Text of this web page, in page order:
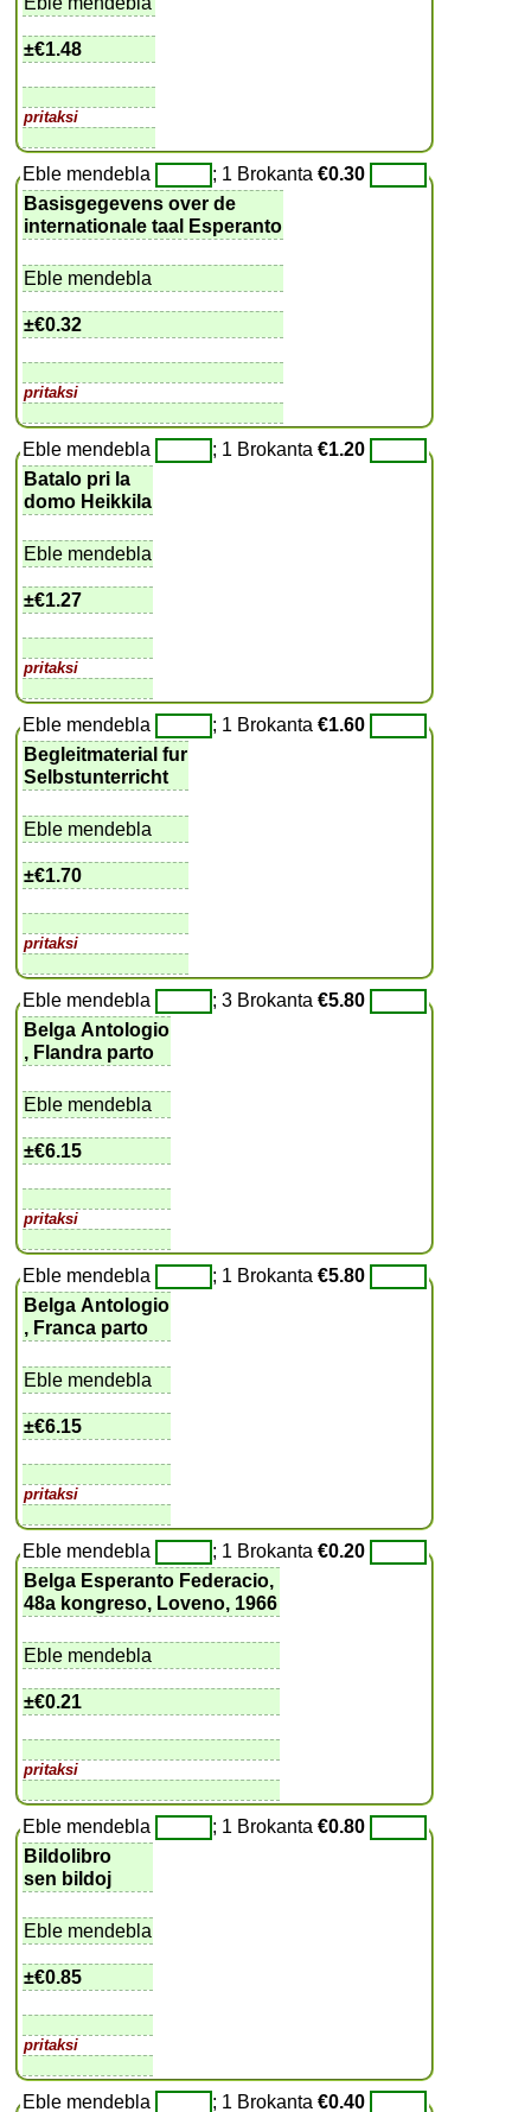
±€1.48
pritaksi
Eble mendebla ; 1 Brokanta€0.30
Basisgegevens over de
internationale taal Esperanto
Eble mendebla
±€0.32
pritaksi
Eble mendebla ; 1 Brokanta€1.20
Batalo pri la
domo Heikkila
Eble mendebla
±€1.27
pritaksi
Eble mendebla ; 1 Brokanta€1.60
Begleitmaterial fur
Selbstunterricht
Eble mendebla
±€1.70
pritaksi
Eble mendebla ; 3 Brokanta€5.80
Belga Antologio
, Flandra parto
Eble mendebla
±€6.15
pritaksi
Eble mendebla ; 1 Brokanta€5.80
Belga Antologio
, Franca parto
Eble mendebla
±€6.15
pritaksi
Eble mendebla ; 1 Brokanta€0.20
Belga Esperanto Federacio,
48a kongreso, Loveno, 1966
Eble mendebla
±€0.21
pritaksi
Eble mendebla ; 1 Brokanta€0.80
Bildolibro
sen bildoj
Eble mendebla
±€0.85
pritaksi
Eble mendebla ; 1 Brokanta€0.40